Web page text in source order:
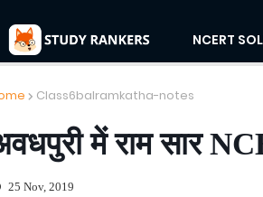
NCERT
Class6balramkatha-notes
में राम सार
25 Nov, 2019